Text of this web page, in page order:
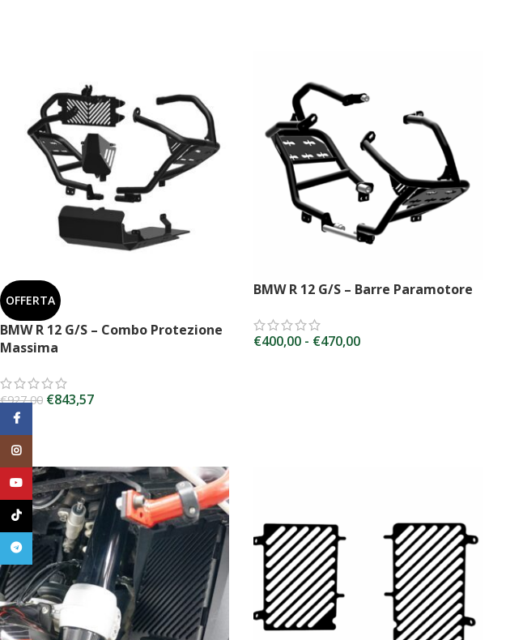
OFFERTA
BMW R 12 G/S – Combo Protezione
Massima
€927,00 €843,57
SCEGLI
BMW R 12 G/S – Barre Paramotore
€400,00 - €470,00
YouTube
TikTok
Telegram